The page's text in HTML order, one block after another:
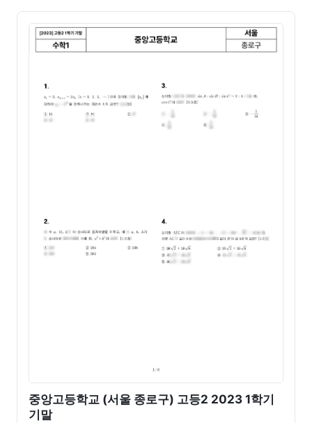
중앙고등학교 (서울 종로구) 고등2 2023 1학기
기말